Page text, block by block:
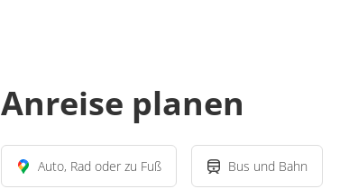
Anreise planen
Auto, Rad oder zu Fuß Bus und Bahn